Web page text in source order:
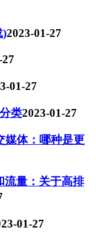
)2023-01-27
01-27
类2023-01-27
媒体：哪种是更
流量：关于高排
01-27